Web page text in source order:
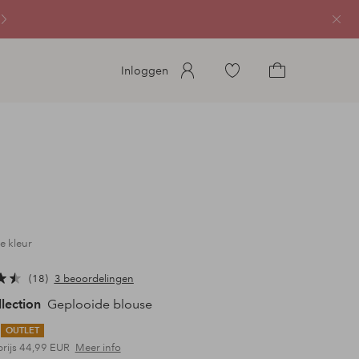
Inloggen
Ga
kleur
18 3 beoordelingen
Geplooide blouse
OUTLET
44,99 EUR Meer info